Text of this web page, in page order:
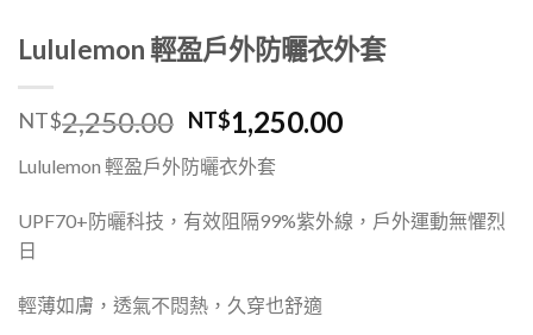
Lululemon 輕盈戶外防曬衣外套
NT$2,250.00 NT$1,250.00
Lululemon 輕盈戶外防曬衣外套
UPF70+防曬科技，有效阻隔99%紫外線，戶外運動無懼烈
日
輕薄如膚，透氣不悶熱，久穿也舒適